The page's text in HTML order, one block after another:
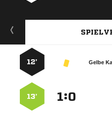
Gelbe
12’
:
13’